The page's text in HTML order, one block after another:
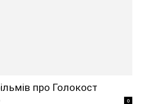
про Голокост
0